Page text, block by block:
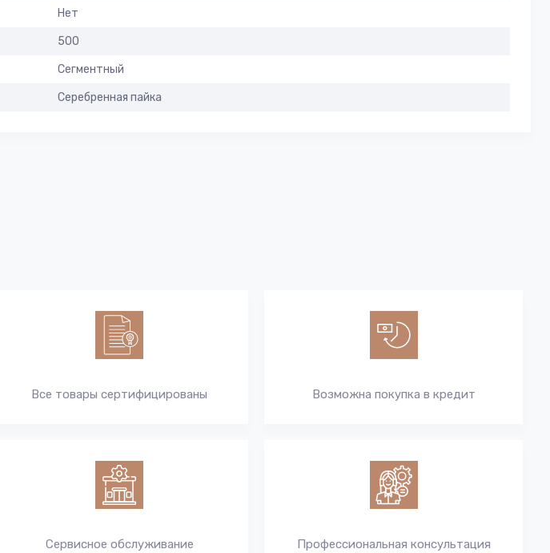
Нет
500
Сегментный
Серебренная пайка
Все товары сертифицированы Возможна покупка в кредит
Сервисное обслуживание Профессиональная консультация